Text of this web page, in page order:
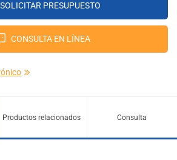
SOLICITAR PRESUPUESTO
CONSULTA EN LÍNEA
Productos relacionados Consulta